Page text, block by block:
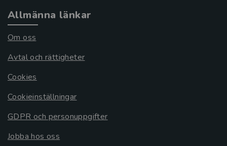
Allmänna länkar
Om oss
Avtal och rättigheter
Cookies
Cookieinställningar
GDPR och personuppgifter
Jobba hos oss